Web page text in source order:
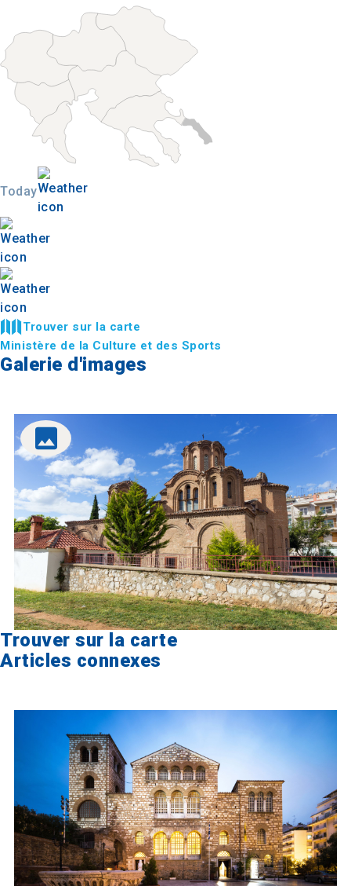
Today
Trouver sur la carte
Ministère de la Culture et des Sports
Galerie d'images
Trouver sur la carte
Articles connexes